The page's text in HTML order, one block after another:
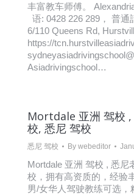
丰富教车师傅。
语: 0428 226 289， 普通
6/110 Queens Rd,
https://
Asiadrivingschool…
Mortdale 亚洲 驾校 ,
校, 悉尼 驾校
悉尼 驾校 By webeditor
Mortdale 亚洲 驾校 , 悉尼
校，拥有高资质的，经验
男/女华人驾驶教练可选